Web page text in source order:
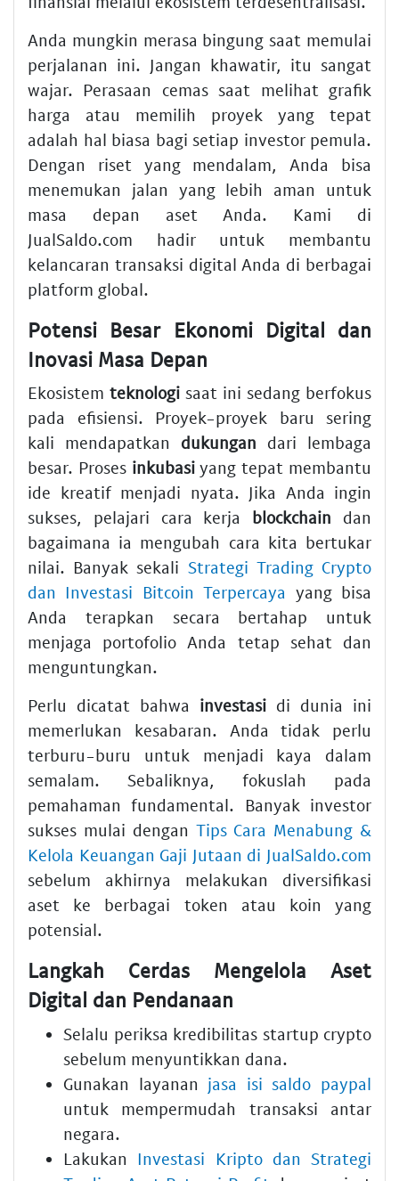
Anda mungkin merasa bingung saat memulai
perjalanan ini. Jangan khawatir, itu sangat
wajar. Perasaan cemas saat melihat grafik
harga atau memilih proyek yang tepat
adalah hal biasa bagi setiap investor pemula.
Dengan riset yang mendalam, Anda bisa
menemukan jalan yang lebih aman untuk
masa depan aset Anda. Kami di
JualSaldo.com hadir untuk membantu
kelancaran transaksi digital Anda di berbagai
platform global.
Potensi Besar Ekonomi Digital dan
Inovasi Masa Depan
Ekosistem teknologi saat ini sedang berfokus
pada efisiensi. Proyek-proyek baru sering
kali mendapatkan dukungan dari lembaga
besar. Proses inkubasiyang tepat membantu
ide kreatif menjadi nyata. Jika Anda ingin
sukses, pelajari cara kerja blockchain dan
bagaimana ia mengubah cara kita bertukar
nilai. Banyak sekali Strategi Trading Crypto
dan Investasi Bitcoin Terpercaya yang bisa
Anda terapkan secara bertahap untuk
menjaga portofolio Anda tetap sehat dan
menguntungkan.
Perlu dicatat bahwa investasi di dunia ini
memerlukan kesabaran. Anda tidak perlu
terburu-buru untuk menjadi kaya dalam
semalam. Sebaliknya, fokuslah pada
pemahaman fundamental. Banyak investor
sukses mulai dengan Tips Cara Menabung &
Kelola Keuangan Gaji Jutaan di JualSaldo.com
sebelum akhirnya melakukan diversifikasi
aset ke berbagai token atau koin yang
potensial.
Langkah Cerdas Mengelola Aset
Digital dan Pendanaan
Selalu periksa kredibilitas startup crypto
sebelum menyuntikkan dana.
Gunakan layanan jasa isi saldo paypal
untuk mempermudah transaksi antar
negara.
Lakukan Investasi Kripto dan Strategi